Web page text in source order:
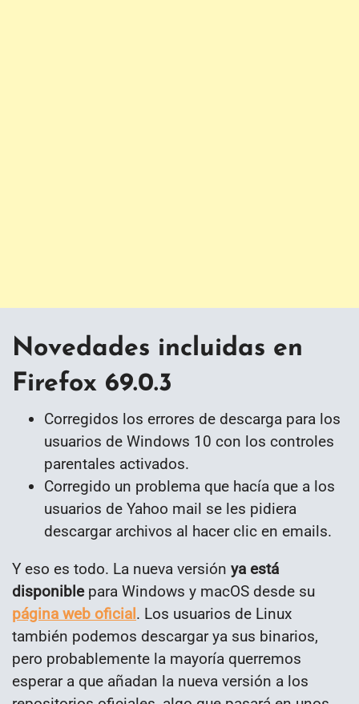
Novedades incluidas en
Firefox 69.0.3
Corregidos los errores de descarga para los
usuarios de Windows 10 con los controles
parentales activados.
Corregido un problema que hacía que a los
usuarios de Yahoo mail se les pidiera
descargar archivos al hacer clic en emails.
Y eso es todo. La nueva versión ya está
disponiblepara Windows y macOS desde su
página web oficial. Los usuarios de Linux
también podemos descargar ya sus binarios,
pero probablemente la mayoría querremos
esperar a que añadan la nueva versión a los